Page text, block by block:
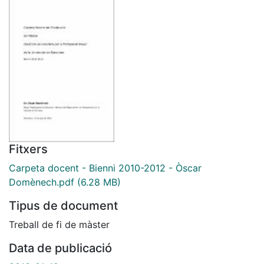
Fitxers
Carpeta docent - Bienni 2010-2012 - Òscar
Domènech.pdf (6.28 MB)
Tipus de document
Treball de fi de màster
Data de publicació